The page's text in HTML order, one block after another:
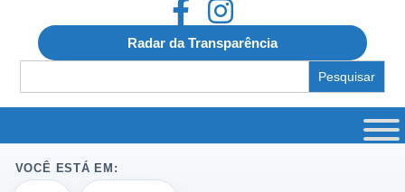
Radar da Transparência
for:
VOCÊ ESTÁ EM: